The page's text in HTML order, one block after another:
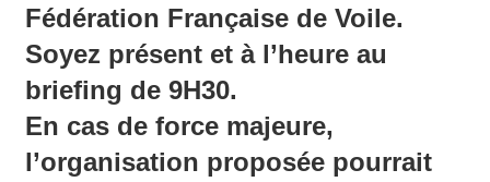
Fédération Française de Voile.
Soyez présent et à l’heure au
briefing de 9H30.
En cas de force majeure,
l’organisation proposée pourrait